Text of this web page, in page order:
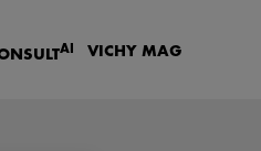
AI VICHY MAG